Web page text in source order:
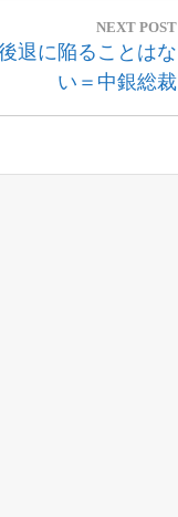
NEXT POST
退に陥ることはな
い＝中銀総裁